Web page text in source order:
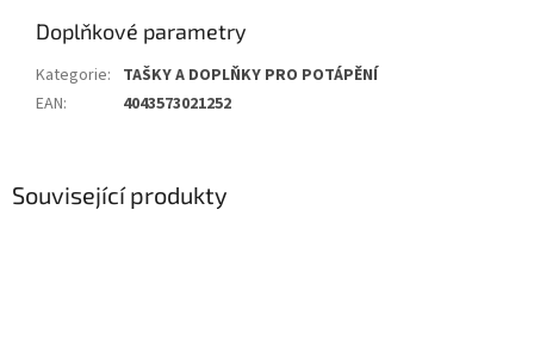
Související produkty
Doplňkové parametry
Kategorie: TAŠKY A DOPLŇKY PRO POTÁPĚNÍ
EAN: 4043573021252